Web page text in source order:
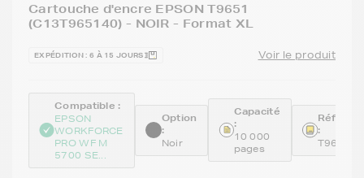
Cartouche d'encre EPSON T9651
(C13T965140) - NOIR - Format XL
EXPÉDITION : 6 À 15 JOURS Voir le produit
Compatible :
EPSON
WORKFORCE
PRO WF M
5700 SE...
Option
:
Noir
Capacité
:
10 000
pages
:
T9651